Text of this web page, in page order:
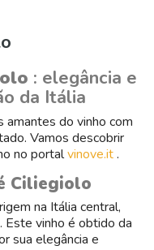
: elegância e
da Itália
amantes do vinho com
Vamos descobrir
no portalvinove.it.
Ciliegiolo
na Itália central,
Este vinho é obtido da
sua elegância e